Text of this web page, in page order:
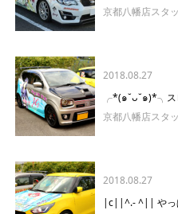
京都八幡店スタ
2018.08.27
╭*(๑˘ᴗ˘๑)*╮ス
京都八幡店スタ
2018.08.27
|c||^.- ^|| やっ